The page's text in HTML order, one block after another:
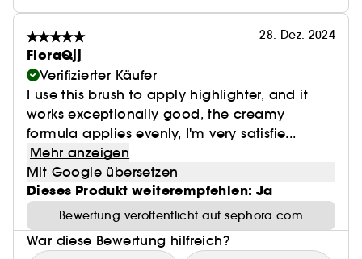
28. Dez. 2024
FloraQjj
Verifizierter Käufer
I use this brush to apply highlighter, and it
works exceptionally good, the creamy
formula applies evenly, I'm very satisfie...
Mehr anzeigen
Mit Google übersetzen
Dieses Produkt weiterempfehlen: Ja
Bewertung veröffentlicht auf sephora.com
War diese Bewertung hilfreich?